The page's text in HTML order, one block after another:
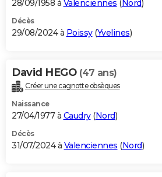
28/09/1958 à Valenciennes ( Nord)
Décès
29/08/2024 à Poissy(Yvelines)
David HEGO (47 ans)
Créer une cagnotte obsèques
Naissance
27/04/1977 à Caudry(Nord)
Décès
31/07/2024 à Valenciennes (Nord)